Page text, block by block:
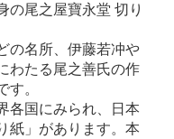
の尾之屋寶永堂 切り
の名所、伊藤若冲や
わたる尾之善氏の作
す。
各国にみられ、日本
紙」があります。本